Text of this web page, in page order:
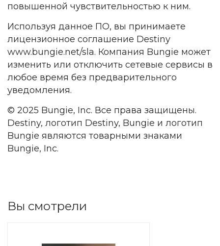
повышенной чувствительностью к ним.
Используя данное ПО, вы принимаете
лицензионное соглашение Destiny
www.bungie.net/sla. Компания Bungie может
изменить или отключить сетевые сервисы в
любое время без предварительного
уведомления.
© 2025 Bungie, Inc. Все права защищены.
Destiny, логотип Destiny, Bungie и логотип
Bungie являются товарными знаками
Bungie, Inc.
Вы смотрели